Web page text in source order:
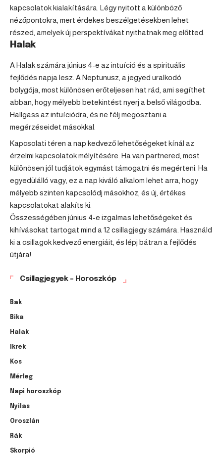
kapcsolatok kialakítására. Légy nyitott a különböző
nézőpontokra, mert érdekes beszélgetésekben lehet
részed, amelyek új perspektívákat nyithatnak meg előtted.
Halak
A Halakszámára június 4-e az intuíció és a spirituális
fejlődés napja lesz. A Neptunusz, a jegyed uralkodó
bolygója, most különösen erőteljesen hat rád, ami segíthet
abban, hogy mélyebb betekintést nyerj a belső világodba.
Hallgass az intuíciódra, és ne félj megosztani a
megérzéseidet másokkal.
Kapcsolati téren a nap kedvező lehetőségeket kínál az
érzelmi kapcsolatok mélyítésére. Ha van partnered, most
különösen jól tudjátok egymást támogatni és megérteni. Ha
egyedülálló vagy, ez a nap kiváló alkalom lehet arra, hogy
mélyebb szinten kapcsolódj másokhoz, és új, értékes
kapcsolatokat alakíts ki.
Összességében június 4-e izgalmas lehetőségeket és
kihívásokat tartogat mind a 12 csillagjegy számára. Használd
ki a csillagok kedvező energiáit, és lépj bátran a fejlődés
útjára!
Csillagjegyek – Horoszkóp
Bak
Bika
Halak
Ikrek
Kos
Mérleg
Napi horoszkóp
Nyilas
Oroszlán
Rák
Skorpió